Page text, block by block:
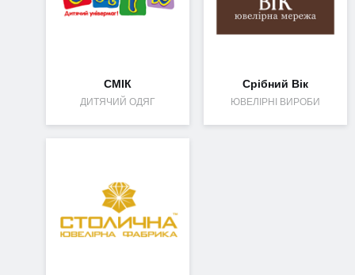
СМІК
ДИТЯЧИЙ ОДЯГ
Срібний Вік
ЮВЕЛІРНІ ВИРОБИ